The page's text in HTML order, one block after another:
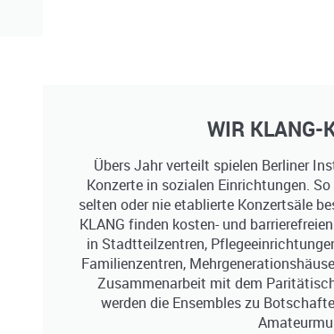
WIR KLANG-
Übers Jahr verteilt spielen Berliner
Konzerte in sozialen Einrichtungen.
selten oder nie etablierte Konzertsäle
KLANG finden kosten- und
in Stadtteilzentren,
Familienzentren,
Zusammenarbeit mit dem
werden die Ensembles zu